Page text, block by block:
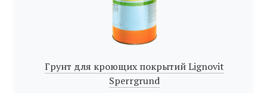
Грунт для кроющих покрытий Lignovit
Sperrgrund